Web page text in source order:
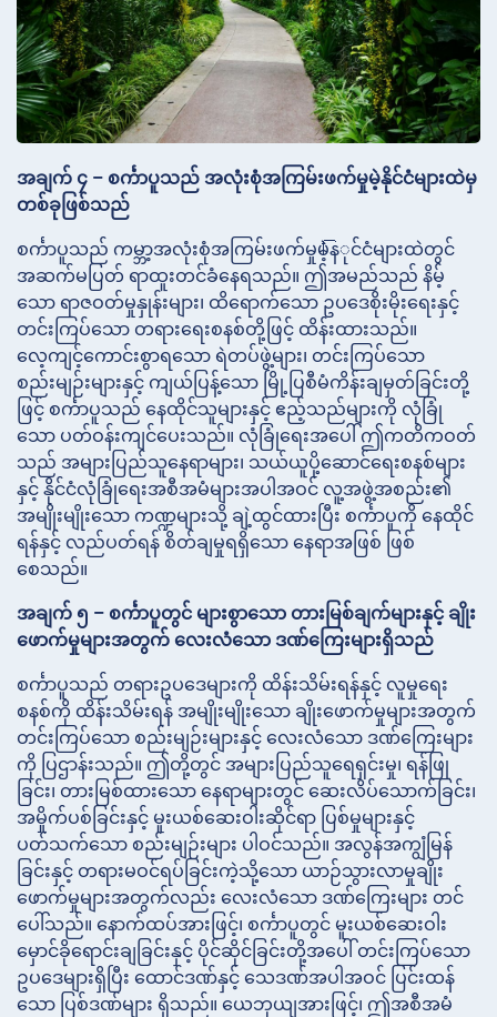
အချက် ၄ – စင်္ကာပူသည် အလုံးစုံအကြမ်းဖက်မှုမဲ့နိုင်ငံများထဲမှ
တစ်ခုဖြစ်သည်
စင်္ကာပူသည် ကမ္ဘာ့အလုံးစုံအကြမ်းဖက်မှုမဲ့နিုင်ငံများထဲတွင်
အဆက်မပြတ် ရာထူးတင်ခံနေရသည်။ ဤအမည်သည် နိမ့်
သော ရာဇဝတ်မှုနှုန်းများ၊ ထိရောက်သော ဥပဒေစိုးမိုးရေးနှင့်
တင်းကြပ်သော တရားရေးစနစ်တို့ဖြင့် ထိန်းထားသည်။
လေ့ကျင့်ကောင်းစွာရသော ရဲတပ်ဖွဲ့များ၊ တင်းကြပ်သော
စည်းမျဉ်းများနှင့် ကျယ်ပြန့်သော မြို့ပြစီမံကိန်းချမှတ်ခြင်းတို့
ဖြင့် စင်္ကာပူသည် နေထိုင်သူများနှင့် ဧည့်သည်များကို လုံခြုံ
သော ပတ်ဝန်းကျင်ပေးသည်။ လုံခြုံရေးအပေါ် ဤကတိကဝတ်
သည် အများပြည်သူနေရာများ၊ သယ်ယူပို့ဆောင်ရေးစနစ်များ
နှင့် နိုင်ငံလုံခြုံရေးအစီအမံများအပါအဝင် လူ့အဖွဲ့အစည်း၏
အမျိုးမျိုးသော ကဏ္ဍများသို့ ချဲ့ထွင်ထားပြီး စင်္ကာပူကို နေထိုင်
ရန်နှင့် လည်ပတ်ရန် စိတ်ချမှုရရှိသော နေရာအဖြစ် ဖြစ်
စေသည်။
အချက် ၅ – စင်္ကာပူတွင် များစွာသော တားမြစ်ချက်များနှင့် ချိုး
ဖောက်မှုများအတွက် လေးလံသော ဒဏ်ကြေးများရှိသည်
စင်္ကာပူသည် တရားဥပဒေများကို ထိန်းသိမ်းရန်နှင့် လူမှုရေး
စနစ်ကို ထိန်းသိမ်းရန် အမျိုးမျိုးသော ချိုးဖောက်မှုများအတွက်
တင်းကြပ်သော စည်းမျဉ်းများနှင့် လေးလံသော ဒဏ်ကြေးများ
ကို ပြဌာန်းသည်။ ဤတို့တွင် အများပြည်သူရေရှင်းမှု၊ ရန်ဖြု
ခြင်း၊ တားမြစ်ထားသော နေရာများတွင် ဆေးလိပ်သောက်ခြင်း၊
အမှိုက်ပစ်ခြင်းနှင့် မူးယစ်ဆေးဝါးဆိုင်ရာ ပြစ်မှုများနှင့်
ပတ်သက်သော စည်းမျဉ်းများ ပါဝင်သည်။ အလွန်အကျွံမြန်
ခြင်းနှင့် တရားမဝင်ရပ်ခြင်းကဲ့သို့သော ယာဉ်သွားလာမှုချိုး
ဖောက်မှုများအတွက်လည်း လေးလံသော ဒဏ်ကြေးများ တင်
ပေါ်သည်။ နောက်ထပ်အားဖြင့်၊ စင်္ကာပူတွင် မူးယစ်ဆေးဝါး
မှောင်ခိုရောင်းချခြင်းနှင့် ပိုင်ဆိုင်ခြင်းတို့အပေါ် တင်းကြပ်သော
ဥပဒေများရှိပြီး ထောင်ဒဏ်နှင့် သေဒဏ်အပါအဝင် ပြင်းထန်
သော ပြစ်ဒဏ်များ ရှိသည်။ ယေဘုယျအားဖြင့်၊ ဤအစီအမံ